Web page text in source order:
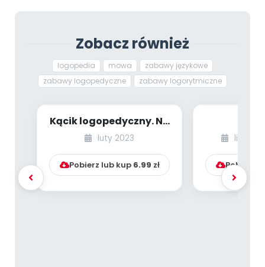
Zobacz również
logopedia mowa
zabawy językowe
zabawy logopedyczne
zabawy logorytmiczne
Kącik logopedyczny. Na
wsi
luty 2023
Pobierz lub kup 6.99 zł
lipiec-
Pobierz